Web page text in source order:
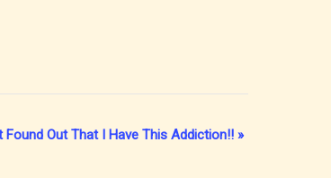
Out That I Have This Addiction!! »